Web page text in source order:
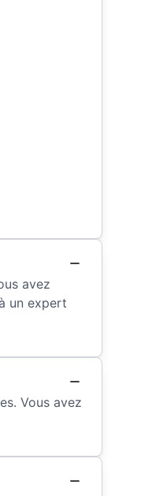
avez
un expert
Vous avez